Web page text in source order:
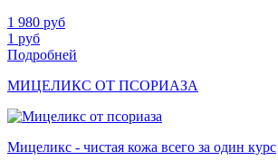
1 980 руб
1 руб
Подробней
МИЦЕЛИКС ОТ ПСОРИАЗА
Мицеликс - чистая кожа всего за один курс